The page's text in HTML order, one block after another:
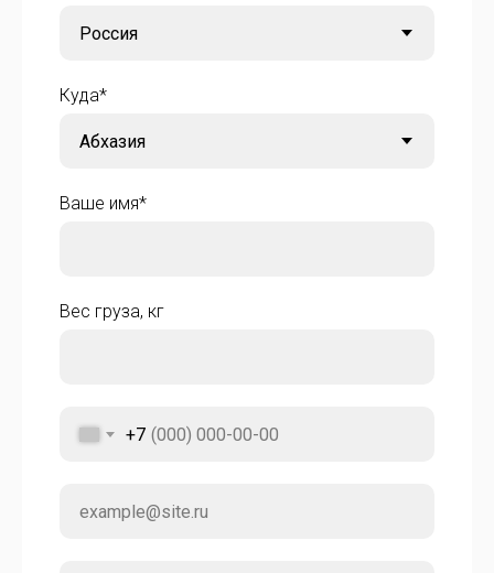
Куда*
Ваше имя*
Вес груза, кг
+7